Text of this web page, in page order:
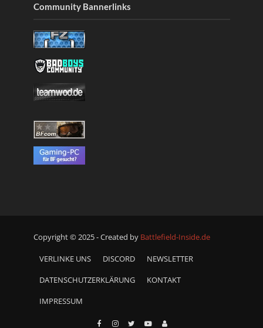
Community Bannerlinks
Copyright © 2025 - Created by Battlefield-Inside.de
VERLINKE UNS DISCORD NEWSLETTER
DATENSCHUTZERKLÄRUNG KONTAKT
IMPRESSUM